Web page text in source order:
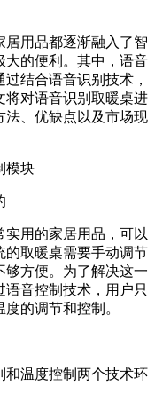
用品都逐渐融入了智
大的便利。其中，语音
结合语音识别技术，
将对语音识别取暖桌进
法、优缺点以及市场现
用的家居用品，可以
的取暖桌需要手动调节
方便。为了解决这一
音控制技术，用户只
的调节和控制。
温度控制两个技术环